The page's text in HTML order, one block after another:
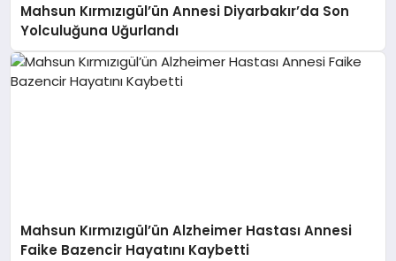
Mahsun Kırmızıgül’ün Annesi Diyarbakır’da Son
Yolculuğuna Uğurlandı
Mahsun Kırmızıgül’ün Alzheimer Hastası Annesi
Faike Bazencir Hayatını Kaybetti